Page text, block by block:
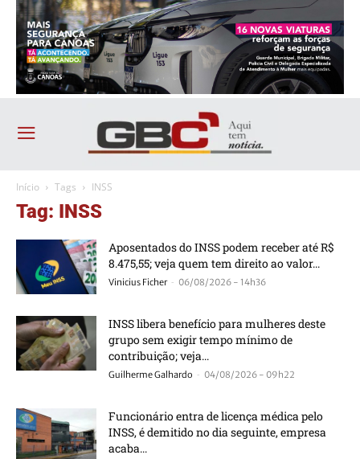
Início Tags INSS
Tag: INSS
Aposentados do INSS podem receber até R$
8.475,55; veja quem tem direito ao valor...
Vinicius Ficher - 06/08/2026 - 14h36
INSS libera benefício para mulheres deste
grupo sem exigir tempo mínimo de
contribuição; veja...
Guilherme Galhardo - 04/08/2026 - 09h22
Funcionário entra de licença médica pelo
INSS, é demitido no dia seguinte, empresa
acaba...